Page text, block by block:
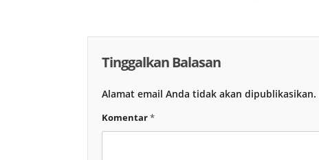
Tinggalkan Balasan
Alamat email Anda tidak akan dipublikasikan.
Komentar*